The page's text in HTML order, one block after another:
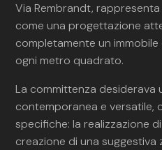
Via Rembrandt,
come una progettazione
completamente un
ogni metro quadrato.
La committenza desiderava
contemporanea e versatile,
specifiche: la realizzazione
creazione di una suggestiva